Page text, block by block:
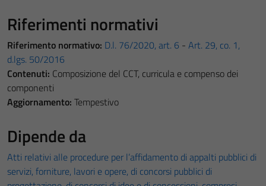
Riferimenti normativi
Riferimento normativo: D.l. 76/2020, art. 6 - Art. 29, co. 1,
d.lgs. 50/2016
Contenuti: Composizione del CCT, curricula e compenso dei
componenti
Aggiornamento: Tempestivo
Dipende da
Atti relativi alle procedure per l’affidamento di appalti pubblici di
servizi, forniture, lavori e opere, di concorsi pubblici di